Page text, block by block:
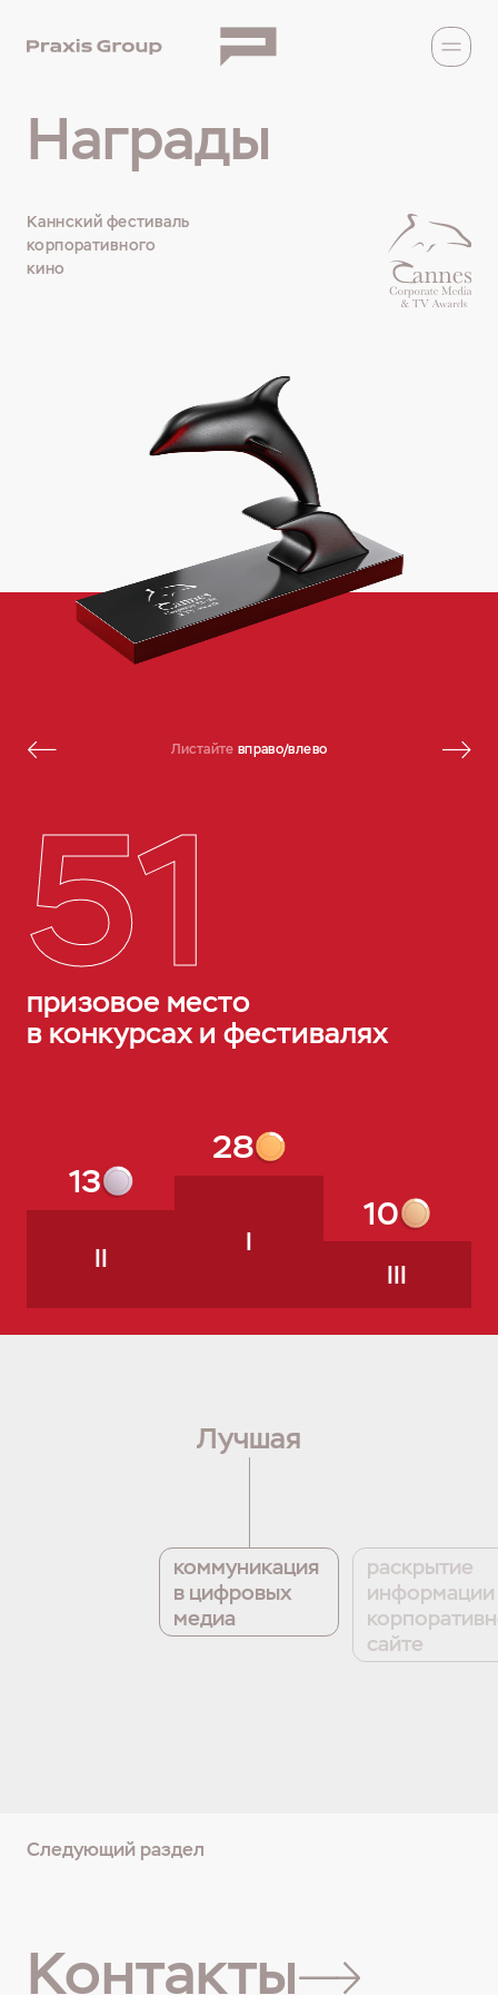
Награды
Каннский фестиваль
корпоративного
кино
Листайте вправо/влево
51
призовое место
в конкурсах и фестивалях
13
II
28
I
10
III
Лучшая
коммуникация
в цифровых
медиа
раскрытие
информации
сайте
Следующий раздел
Контакты